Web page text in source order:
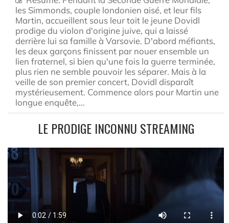
les Simmonds, couple londonien aisé, et leur fils
Martin, accueillent sous leur toit le jeune Dovidl
prodige du violon d'origine juive, qui a laissé
derrière lui sa famille à Varsovie. D'abord méfiants,
les deux garçons finissent par nouer ensemble un
lien fraternel, si bien qu'une fois la guerre terminée,
plus rien ne semble pouvoir les séparer. Mais à la
veille de son premier concert, Dovidl disparaît
mystérieusement. Commence alors pour Martin une
longue enquête,...
LE PRODIGE INCONNU STREAMING